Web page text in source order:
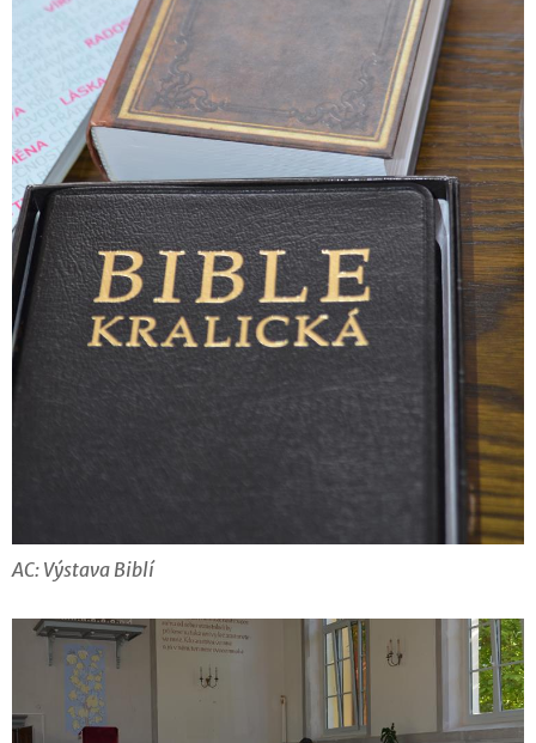
AC: Výstava Biblí